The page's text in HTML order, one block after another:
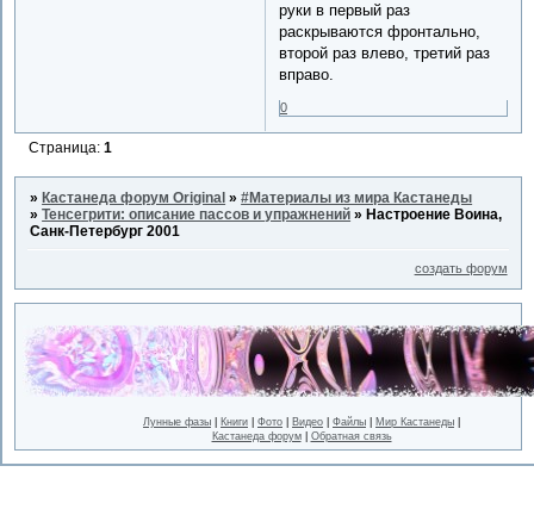
руки в первый раз
раскрываются фронтально,
второй раз влево, третий раз
вправо.
0
Страница:1
»Кастанеда форум Original »#Материалы из мира Кастанеды
»Тенсегрити: описание пассов и упражнений »Настроение Воина,
Санк-Петербург 2001
создать форум
Лунные фазы Книги Фото Видео Файлы Мир Кастанеды
Кастанеда форум| Обратная связь